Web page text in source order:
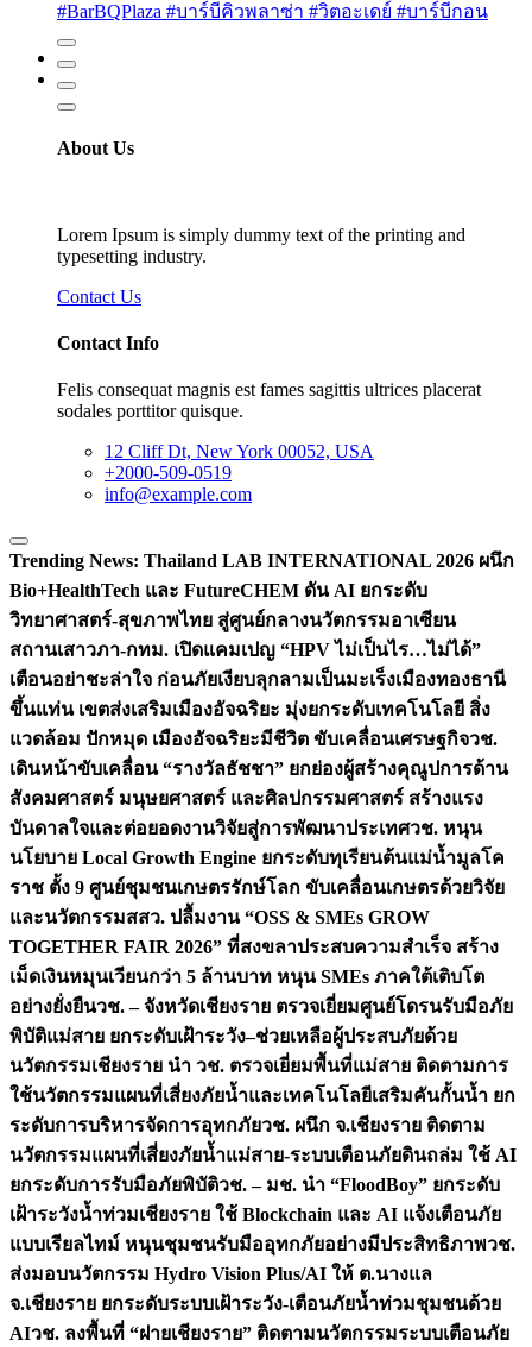
#BarBQPlaza #บาร์บีคิวพลาซ่า #วิตอะเดย์ #บาร์บีกอน
About Us
Lorem Ipsum is simply dummy text of the printing and
typesetting industry.
Contact Us
Contact Info
Felis consequat magnis est fames sagittis ultrices placerat
sodales porttitor quisque.
12 Cliff Dt, New York 00052, USA
+2000-509-0519
info@example.com
Trending News: Thailand LAB INTERNATIONAL 2026 ผนึก
Bio+HealthTech และ FutureCHEM ดัน AI ยกระดับ
วิทยาศาสตร์-สุขภาพไทย สู่ศูนย์กลางนวัตกรรมอาเซียน
สถานเสาวภา-กทม. เปิดแคมเปญ “HPV ไม่เป็นไร…ไม่ได้”
เตือนอย่าชะล่าใจ ก่อนภัยเงียบลุกลามเป็นมะเร็งเมืองทองธานี
ขึ้นแท่น เขตส่งเสริมเมืองอัจฉริยะ มุ่งยกระดับเทคโนโลยี สิ่ง
แวดล้อม ปักหมุด เมืองอัจฉริยะมีชีวิต ขับเคลื่อนเศรษฐกิจวช.
เดินหน้าขับเคลื่อน “รางวัลธัชชา” ยกย่องผู้สร้างคุณูปการด้าน
สังคมศาสตร์ มนุษยศาสตร์ และศิลปกรรมศาสตร์ สร้างแรง
บันดาลใจและต่อยอดงานวิจัยสู่การพัฒนาประเทศวช. หนุน
นโยบาย Local Growth Engine ยกระดับทุเรียนต้นแม่น้ำมูลโค
ราช ตั้ง 9 ศูนย์ชุมชนเกษตรรักษ์โลก ขับเคลื่อนเกษตรด้วยวิจัย
และนวัตกรรมสสว. ปลื้มงาน “OSS & SMEs GROW
TOGETHER FAIR 2026” ที่สงขลาประสบความสำเร็จ สร้าง
เม็ดเงินหมุนเวียนกว่า 5 ล้านบาท หนุน SMEs ภาคใต้เติบโต
อย่างยั่งยืนวช. – จังหวัดเชียงราย ตรวจเยี่ยมศูนย์โดรนรับมือภัย
พิบัติแม่สาย ยกระดับเฝ้าระวัง–ช่วยเหลือผู้ประสบภัยด้วย
นวัตกรรมเชียงราย นำ วช. ตรวจเยี่ยมพื้นที่แม่สาย ติดตามการ
ใช้นวัตกรรมแผนที่เสี่ยงภัยน้ำและเทคโนโลยีเสริมคันกั้นน้ำ ยก
ระดับการบริหารจัดการอุทกภัยวช. ผนึก จ.เชียงราย ติดตาม
นวัตกรรมแผนที่เสี่ยงภัยน้ำแม่สาย-ระบบเตือนภัยดินถล่ม ใช้ AI
ยกระดับการรับมือภัยพิบัติวช. – มช. นำ “FloodBoy” ยกระดับ
เฝ้าระวังน้ำท่วมเชียงราย ใช้ Blockchain และ AI แจ้งเตือนภัย
แบบเรียลไทม์ หนุนชุมชนรับมืออุทกภัยอย่างมีประสิทธิภาพวช.
ส่งมอบนวัตกรรม Hydro Vision Plus/AI ให้ ต.นางแล
จ.เชียงราย ยกระดับระบบเฝ้าระวัง-เตือนภัยน้ำท่วมชุมชนด้วย
AIวช. ลงพื้นที่ “ฝายเชียงราย” ติดตามนวัตกรรมระบบเตือนภัย